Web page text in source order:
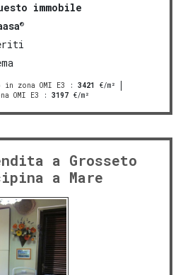
immobile
®
in zona OMI E3 : 3421
€/m²
OMI E3 : 3197 €/m²
a Grosseto
a Mare